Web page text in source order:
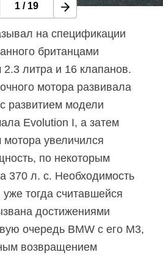
1/ 19
на спецификации
британцами
литра и 16 клапанов.
мотора развивала
развитием модели
Evolution I, а затем
увеличился
по некоторым
370 л. с. Необходимость
тогда считавшейся
достижениями
очередь BMW с его M3,
возвращением